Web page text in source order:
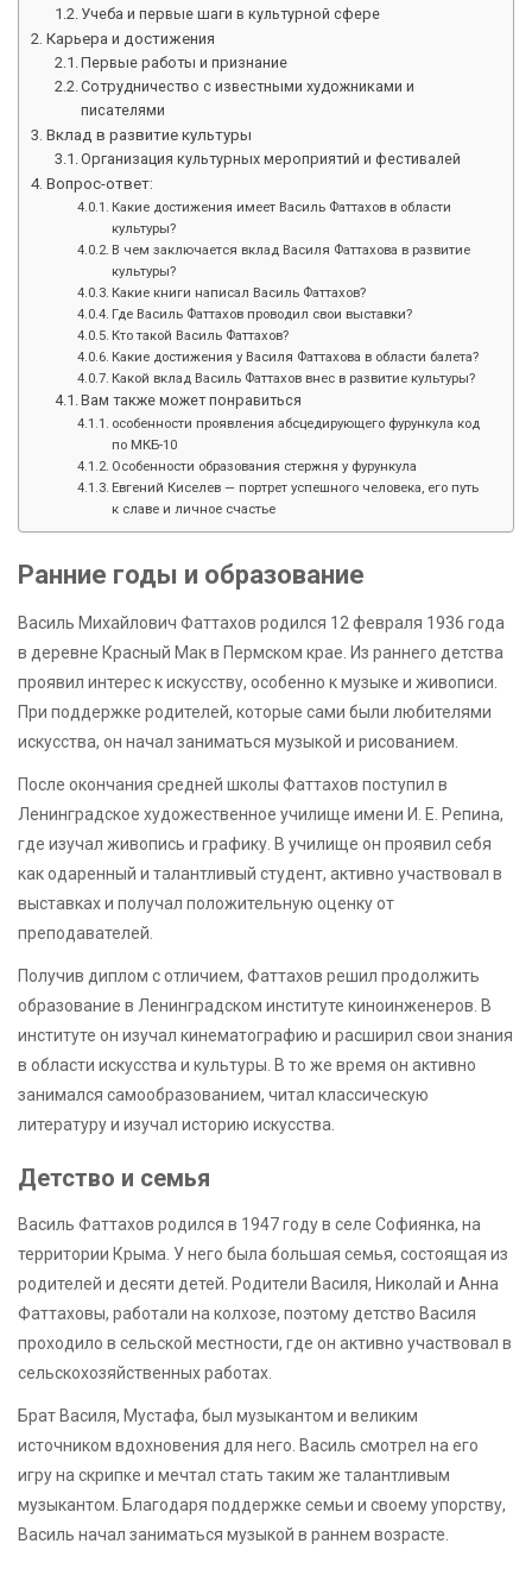
Учеба и первые шаги в культурной сфере
Карьера и достижения
Первые работы и признание
Сотрудничество с известными художниками и
писателями
Вклад в развитие культуры
Организация культурных мероприятий и фестивалей
Вопрос-ответ:
Какие достижения имеет Василь Фаттахов в области
культуры?
В чем заключается вклад Василя Фаттахова в развитие
культуры?
Какие книги написал Василь Фаттахов?
Где Василь Фаттахов проводил свои выставки?
Кто такой Василь Фаттахов?
Какие достижения у Василя Фаттахова в области балета?
Какой вклад Василь Фаттахов внес в развитие культуры?
Вам также может понравиться
особенности проявления абсцедирующего фурункула код
по МКБ-10
Особенности образования стержня у фурункула
Евгений Киселев — портрет успешного человека, его путь
к славе и личное счастье
Ранние годы и образование
Василь Михайлович Фаттахов родился 12 февраля 1936 года
в деревне Красный Мак в Пермском крае. Из раннего детства
проявил интерес к искусству, особенно к музыке и живописи.
При поддержке родителей, которые сами были любителями
искусства, он начал заниматься музыкой и рисованием.
После окончания средней школы Фаттахов поступил в
Ленинградское художественное училище имени И. Е. Репина,
где изучал живопись и графику. В училище он проявил себя
как одаренный и талантливый студент, активно участвовал в
выставках и получал положительную оценку от
преподавателей.
Получив диплом с отличием, Фаттахов решил продолжить
образование в Ленинградском институте киноинженеров. В
институте он изучал кинематографию и расширил свои знания
в области искусства и культуры. В то же время он активно
занимался самообразованием, читал классическую
литературу и изучал историю искусства.
Детство и семья
Василь Фаттахов родился в 1947 году в селе Софиянка, на
территории Крыма. У него была большая семья, состоящая из
родителей и десяти детей. Родители Василя, Николай и Анна
Фаттаховы, работали на колхозе, поэтому детство Василя
проходило в сельской местности, где он активно участвовал в
сельскохозяйственных работах.
Брат Василя, Мустафа, был музыкантом и великим
источником вдохновения для него. Василь смотрел на его
игру на скрипке и мечтал стать таким же талантливым
музыкантом. Благодаря поддержке семьи и своему упорству,
Василь начал заниматься музыкой в раннем возрасте.